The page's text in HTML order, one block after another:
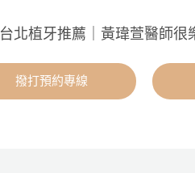
台北植牙推薦｜黃瑋萱醫師很
撥打預約專線